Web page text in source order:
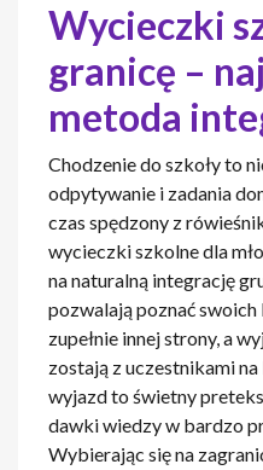
Wycieczki
granicę –
metoda
Chodzenie do szkoły to
odpytywanie i zadania
czas spędzony z
wycieczki szkolne dla
na naturalną integrację
pozwalają poznać
zupełnie innej strony, a
zostają z uczestnikami
wyjazd to świetny
dawki wiedzy w bardzo
Wybierając się na